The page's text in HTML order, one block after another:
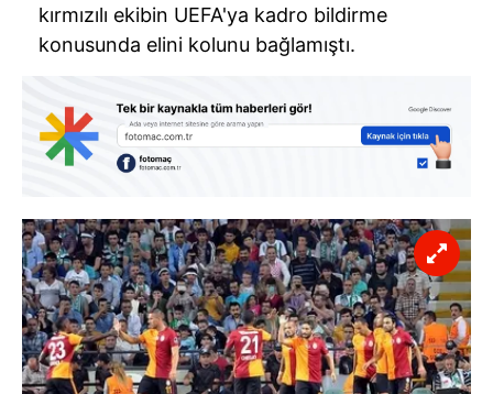
kırmızılı ekibin UEFA'ya kadro bildirme
konusunda elini kolunu bağlamıştı.